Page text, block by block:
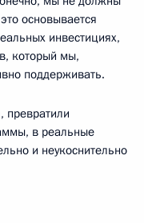
основывается
инвестициях,
который мы,
поддерживать.
превратили
в реальные
и неукоснительно